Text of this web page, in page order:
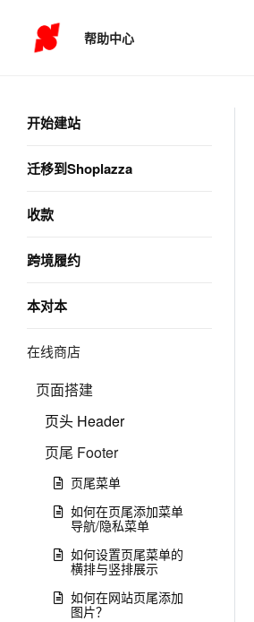
帮助中心
开始建站
迁移到Shoplazza
收款
跨境履约
本对本
在线商店
页面搭建
页头 Header
页尾 Footer
页尾菜单
如何在页尾添加菜单
导航/隐私菜单
如何设置页尾菜单的
横排与竖排展示
如何在网站页尾添加
图片？